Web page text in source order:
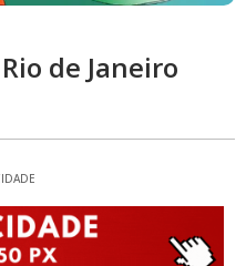
de Janeiro